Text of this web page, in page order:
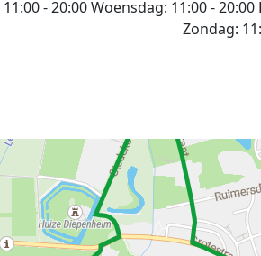
11:00 - 20:00Woensdag: 11:00 - 20:00
Zondag: